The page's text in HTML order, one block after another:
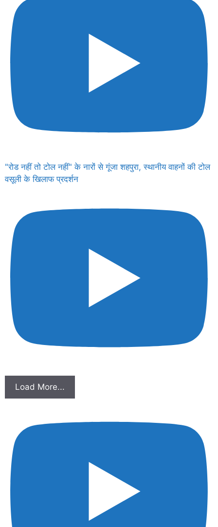
"रोड नहीं तो टोल नहीं" के नारों से गूंजा शहपुरा, स्थानीय वाहनों की टोल
वसूली के खिलाफ प्रदर्शन
Load More...